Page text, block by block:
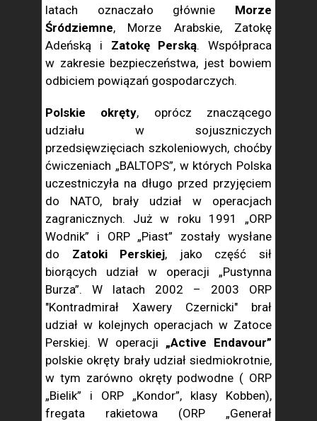
latach oznaczało głównie Morze
Śródziemne, Morze Arabskie, Zatokę
Adeńską i Zatokę Perską. Współpraca
w zakresie bezpieczeństwa, jest bowiem
odbiciem powiązań gospodarczych.
Polskie okręty, oprócz znaczącego
udziału w sojuszniczych
przedsięwzięciach szkoleniowych, choćby
ćwiczeniach „BALTOPS”, w których Polska
uczestniczyła na długo przed przyjęciem
do NATO, brały udział w operacjach
zagranicznych. Już w roku 1991 „ORP
Wodnik” i ORP „Piast” zostały wysłane
do Zatoki Perskiej, jako część sił
biorących udział w operacji „Pustynna
Burza”. W latach 2002 – 2003 ORP
"Kontradmirał Xawery Czernicki" brał
udział w kolejnych operacjach w Zatoce
Perskiej. W operacji „Active Endavour”
polskie okręty brały udział siedmiokrotnie,
w tym zarówno okręty podwodne ( ORP
„Bielik” i ORP „Kondor”, klasy Kobben),
fregata rakietowa (ORP „Generał